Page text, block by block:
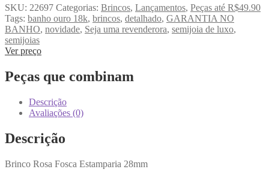
SKU: 22697 Categorias: Brincos, Lançamentos, Peças até R$49.90
Tags: banho ouro 18k, brincos, detalhado, GARANTIA NO
BANHO, novidade, Seja uma revenderora, semijoia de luxo,
semijoias
Ver preço
Peças que combinam
Descrição
Avaliações (0)
Descrição
Brinco Rosa Fosca Estamparia 28mm